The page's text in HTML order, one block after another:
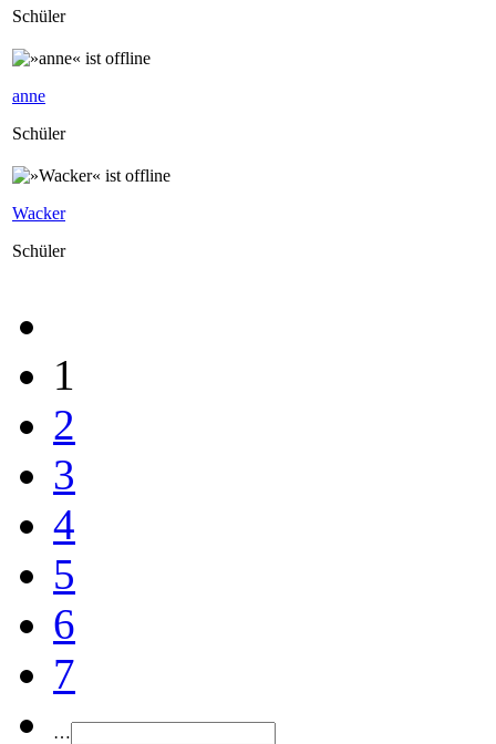
Schüler
anne
Schüler
Wacker
Schüler
1
2
3
4
5
6
7
…